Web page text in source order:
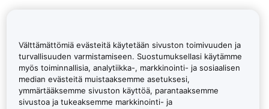
Välttämättömiä evästeitä käytetään sivuston toimivuuden ja
turvallisuuden varmistamiseen. Suostumuksellasi käytämme
myös toiminnallisia, analytiikka-, markkinointi- ja sosiaalisen
median evästeitä muistaaksemme asetuksesi,
ymmärtääksemme sivuston käyttöä, parantaaksemme
sivustoa ja tukeaksemme markkinointi- ja